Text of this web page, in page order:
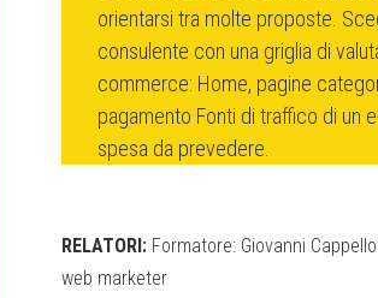
orientarsi tra molte proposte.
consulente con una griglia di
commerce: Home, pagine
pagamento Fonti di traffico di un
spesa da prevedere.
RELATORI:Formatore: Giovanni
web marketer